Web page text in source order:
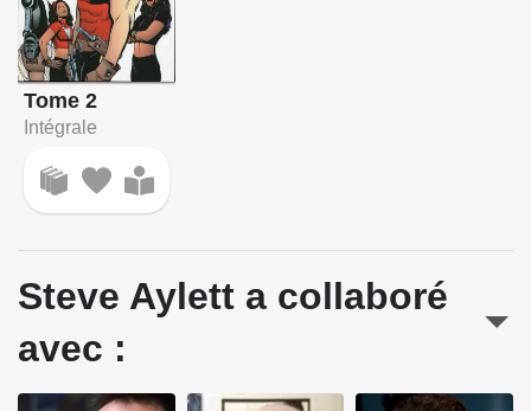
Tome 2
Intégrale
Steve Aylett a collaboré
avec :